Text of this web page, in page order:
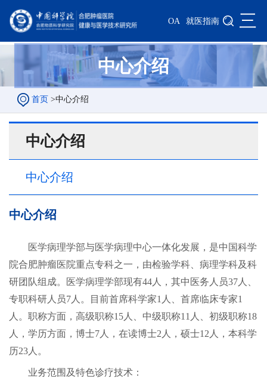
OA 就医指南 三
中心介绍
首页 >中心介绍
中心介绍
中心介绍
中心介绍
医学病理学部与医学病理中心一体化发展，是中国科学
院合肥肿瘤医院重点专科之一，由检验学科、病理学科及科
研团队组成。医学病理学部现有44人，其中医务人员37人、
专职科研人员7人。目前首席科学家1人、首席临床专家1
人。职称方面，高级职称15人、中级职称11人、初级职称18
人，学历方面，博士7人，在读博士2人，硕士12人，本科学
历23人。
业务范围及特色诊疗技术：